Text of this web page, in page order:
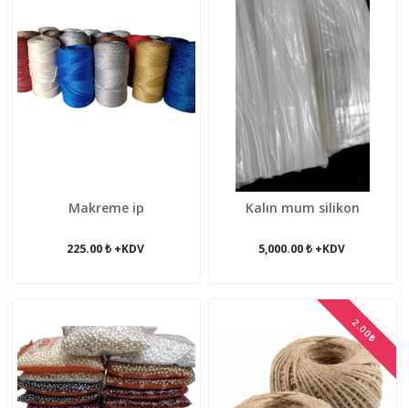
Makreme ip
225.00 ₺ +KDV
Kalın mum silikon
5,000.00 ₺ +KDV
2.00₺